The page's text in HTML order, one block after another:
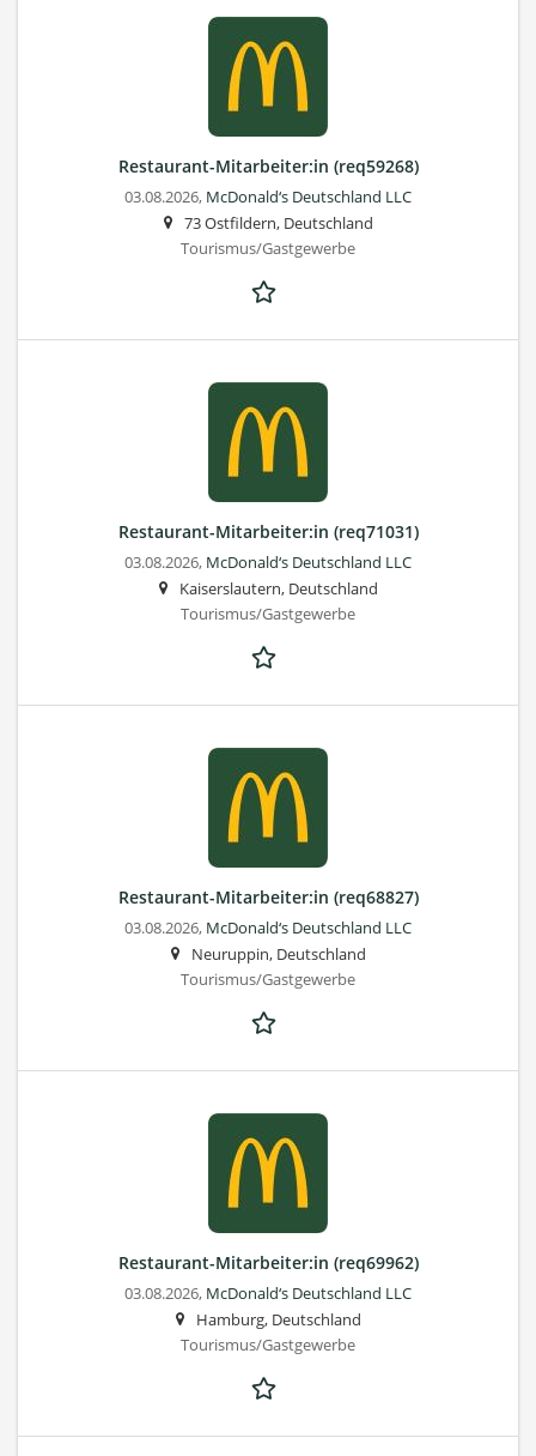
Restaurant-Mitarbeiter:in (req59268)
03.08.2026, McDonald‘s Deutschland LLC
73 Ostfildern, Deutschland
Tourismus/Gastgewerbe
Restaurant-Mitarbeiter:in (req71031)
03.08.2026, McDonald‘s Deutschland LLC
Kaiserslautern, Deutschland
Tourismus/Gastgewerbe
Restaurant-Mitarbeiter:in (req68827)
03.08.2026, McDonald‘s Deutschland LLC
Neuruppin, Deutschland
Tourismus/Gastgewerbe
Restaurant-Mitarbeiter:in (req69962)
03.08.2026, McDonald‘s Deutschland LLC
Hamburg, Deutschland
Tourismus/Gastgewerbe